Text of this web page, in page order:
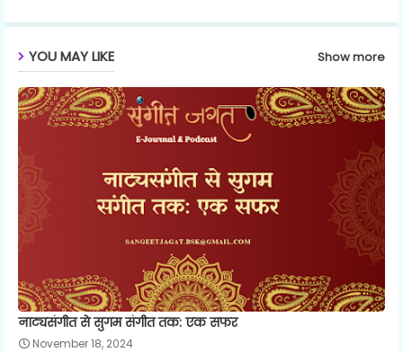
YOU MAY LIKE Show more
नाट्यसंगीत से सुगम संगीत तक: एक सफर
November 18, 2024